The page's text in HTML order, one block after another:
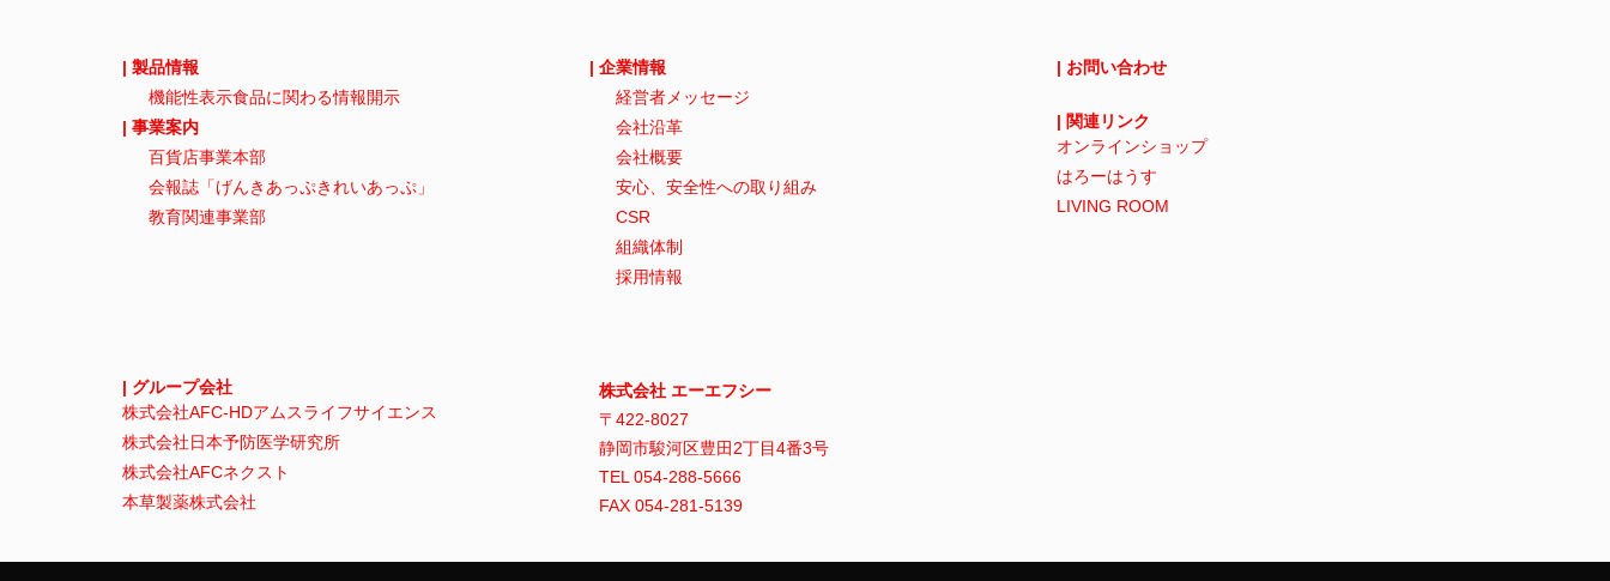
| 製品情報
機能性表示食品に関わる情報開示
| 事業案内
百貨店事業本部
会報誌「げんきあっぷきれいあっぷ」
教育関連事業部
| 企業情報
経営者メッセージ
会社沿革
会社概要
安心、安全性への取り組み
CSR
組織体制
採用情報
| お問い合わせ
| 関連リンク
オンラインショップ
はろーはうす
LIVING ROOM
| グループ会社
株式会社AFC-HDアムスライフサイエンス
株式会社日本予防医学研究所
株式会社AFCネクスト
本草製薬株式会社
株式会社 エーエフシー
〒422-8027
静岡市駿河区豊田2丁目4番3号
TEL 054-288-5666
FAX 054-281-5139